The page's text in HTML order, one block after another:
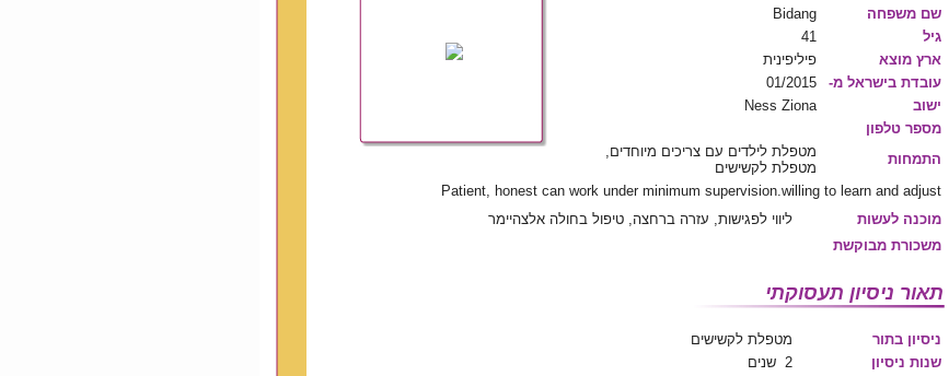
שם משפחה
Bidang
גיל
41
ארץ מוצא
פיליפינית
עובדת בישראל מ-
01/2015
ישוב
Ness Ziona
מספר טלפון
התמחות
מטפלת לילדים עם צריכים מיוחדים,
מטפלת לקשישים
Patient, honest can work under minimum supervision.willing to learn and adjust
מוכנה לעשות
ליווי לפגישות, עזרה ברחצה, טיפול בחולה אלצהיימר
משכורת מבוקשת
תאור ניסיון תעסוקתי
ניסיון בתור
מטפלת לקשישים
שנות ניסיון
2 שנים